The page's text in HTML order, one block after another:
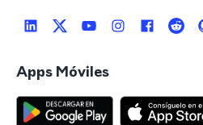
Apps Móviles